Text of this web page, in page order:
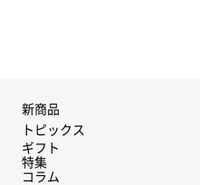
新商品
トピックス
ギフト
特集
コラム